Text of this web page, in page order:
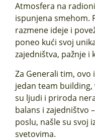
Atmosfera na
ispunjena smehom.
razmene ideje i
poneo kući svoj
zajedništva, pažnje i
Za Generali tim, ovo
jedan team
su ljudi i priroda
balans i zajedništvo
poslu, našle su svoj
svetovima.